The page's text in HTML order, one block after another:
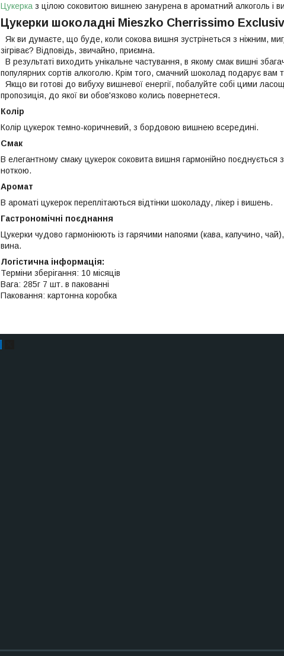
Цукерка з цілою соковитою вишнею занурена в ароматний алкоголь і
Цукерки шоколадні Mieszko Cherrissimo
Як ви думаєте, що буде, коли сокова вишня зустрінеться з ніжним,
зігріває? Відповідь, звичайно, приємна.
В результаті виходить унікальне частування, в якому смак вишні
популярних сортів алкоголю. Крім того, смачний шоколад подарує вам
Якщо ви готові до вибуху вишневої енергії, побалуйте собі цими
пропозиція, до якої ви обов'язково колись повернетеся.
Колір
Колір цукерок темно-коричневий, з бордовою вишнею всередині.
Смак
В елегантному смаку цукерок соковита вишня гармонійно
ноткою.
Аромат
В ароматі цукерок переплітаються відтінки шоколаду, лікер і вишень.
Гастрономічні поєднання
Цукерки чудово гармоніюють із гарячими напоями (кава, капучино,
вина.
Логістична інформація:
Терміни зберігання: 10 місяців
Вага: 285г 7 шт. в пакованні
Паковання: картонна коробка